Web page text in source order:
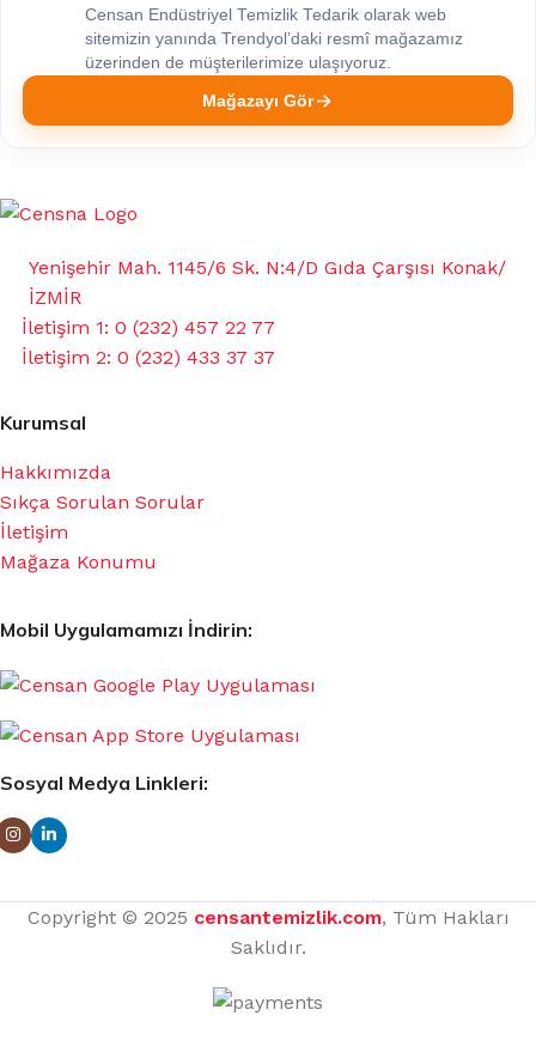
Censan Endüstriyel Temizlik Tedarik olarak web
sitemizin yanında Trendyol’daki resmî mağazamız
üzerinden de müşterilerimize ulaşıyoruz.
Mağazayı Gör
Yenişehir Mah. 1145/6 Sk. N:4/D Gıda Çarşısı Konak/
İZMİR
İletişim 1: 0 (232) 457 22 77
İletişim 2: 0 (232) 433 37 37
Kurumsal
Hakkımızda
Sıkça Sorulan Sorular
İletişim
Mağaza Konumu
Mobil Uygulamamızı İndirin:
Sosyal Medya Linkleri:
Copyright © 2025 censantemizlik.com, Tüm Hakları
Saklıdır.